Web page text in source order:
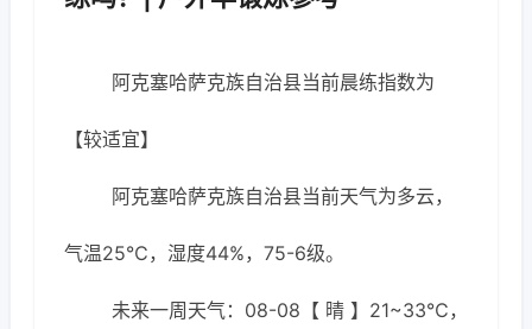
阿克塞哈萨克族自治县当前晨练指数为
【较适宜】
阿克塞哈萨克族自治县当前天气为多云，
气温25℃，湿度44%，75-6级。
未来一周天气：08-08【 晴 】21~33℃，